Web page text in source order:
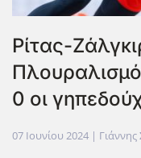
Ρίτας-
0 οι
07 Ιουνίου 2024 | Γιάννης